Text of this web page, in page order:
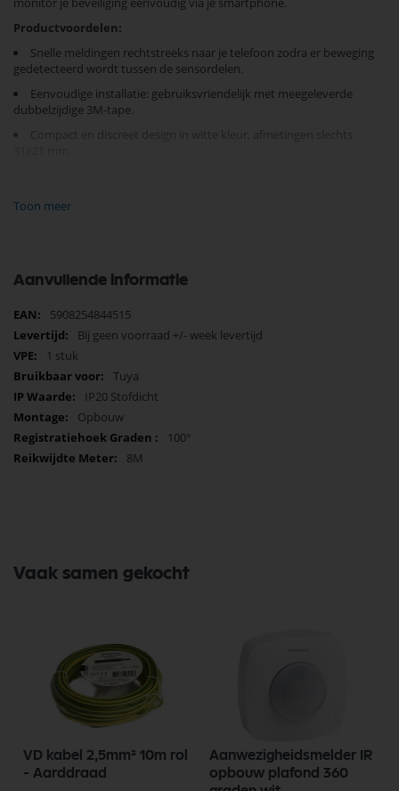
Productvoordelen:
Snelle meldingen rechtstreeks naar je telefoon zodra er beweging
gedetecteerd wordt tussen de sensordelen.
Eenvoudige installatie: gebruiksvriendelijk met meegeleverde
dubbelzijdige 3M-tape.
Compact en discreet design in witte kleur, afmetingen slechts
Detectiehoek horizontaal: 100°
Voeding: 2 AAA-batterijen (niet inbegrepen)
Beschermingsniveau: IP20
Maak je leven veiliger en slimmer door vandaag nog de Orno
Draadloze Deur/Raam Sensor Wi-Fi TUYA aan jouw
beveiligingssysteem toe te voegen. De eenvoudige installatie en
directe meldingen maken het een onmisbare aanvulling voor elk
smart home.Bestel nu en ervaar een nieuwe standaard in
huisbeveiliging!
Toon meer
Aanvullende informatie
Meer
informatie
5908254844515
Bij geen voorraad +/- week levertijd
1 stuk
Tuya
IP20 Stofdicht
Opbouw
100°
8M
Vaak samen gekocht
VD kabel 2,5mm² 10m rol
- Aarddraad
Aanwezigheidsmelder IR
opbouw plafond 360